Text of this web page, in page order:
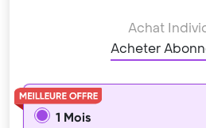
Achat
Acheter
1 Mois